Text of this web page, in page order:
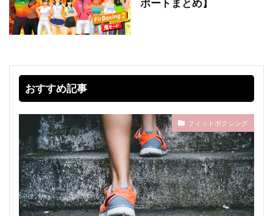
ポートまとめ】
おすすめ記事
フィットボクシング